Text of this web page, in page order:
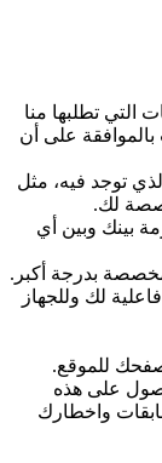
التي تطلبها منا
على أن
توجد فيه، مثل
لك.
بينك وبين أي
بدرجة أكبر.
لك وللجهاز
للموقع.
على هذه
واخطارك